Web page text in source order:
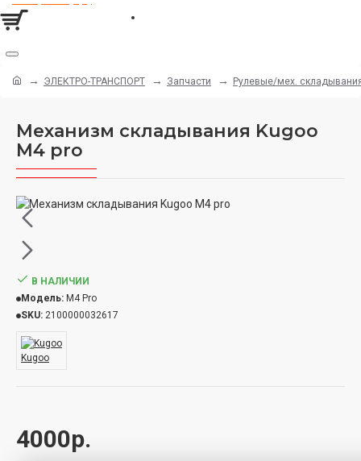
ЭЛЕКТРО-ТРАНСПОРТ Запчасти Рулевые/мех.
Механизм складывания Kugoo
M4 pro
4000р.
В НАЛИЧИИ
Модель: M4 Pro
SKU: 2100000032617
Kugoo